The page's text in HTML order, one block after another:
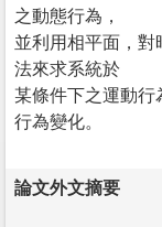
之動態行為，
並利用相平面，
法來求系統於
某條件下之運動行
行為變化。
論文外文摘要